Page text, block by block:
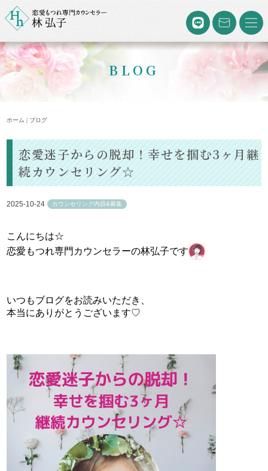
BLOG
ホーム | ブログ
恋愛迷子からの脱却！幸せを掴む3ヶ月継
続カウンセリング☆
2025-10-24 カウンセリング内容&募集
こんにちは☆
恋愛もつれ専門カウンセラーの林弘子です
いつもブログをお読みいただき、
本当にありがとうございます♡